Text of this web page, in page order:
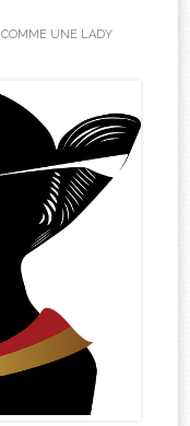
COMME UNE LADY